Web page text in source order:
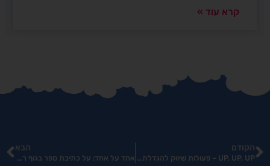
קרא עוד »
UP, UP, UP – פעולות שיווק להגדלת מכירות הספר! אחד על אחד: על כתיבת ספר בגוף ראשון